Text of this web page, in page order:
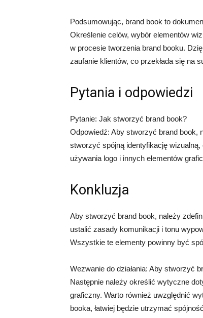
Podsumowując, brand book to
Określenie celów, wybór elementów
w procesie tworzenia brand booku.
zaufanie klientów, co przekłada się na
Pytania i odpowiedzi
Pytanie: Jak stworzyć brand book?
Odpowiedź: Aby stworzyć brand book,
stworzyć spójną identyfikację
używania logo i innych elementów
Konkluzja
Aby stworzyć brand book, należy
ustalić zasady komunikacji i tonu
Wszystkie te elementy powinny być
Wezwanie do działania: Aby stworzyć
Następnie należy określić wytyczne
graficzny. Warto również uwzględnić
booka, łatwiej będzie utrzymać